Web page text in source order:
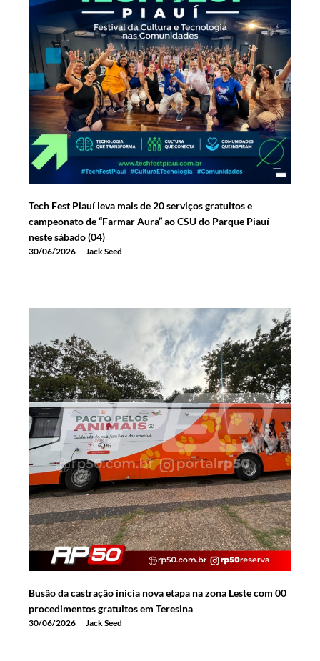
Tech Fest Piauí leva mais de 20 serviços gratuitos e
campeonato de “Farmar Aura” ao CSU do Parque Piauí
neste sábado (04)
30/06/2026 Jack Seed
Busão da castração inicia nova etapa na zona Leste com 00
procedimentos gratuitos em Teresina
30/06/2026 Jack Seed